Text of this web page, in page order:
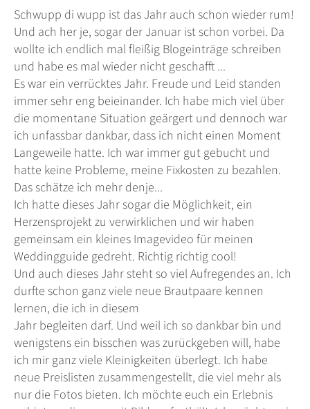
Schwupp di wupp ist das Jahr auch schon wieder rum!
Und ach her je, sogar der Januar ist schon vorbei. Da
wollte ich endlich mal fleißig Blogeinträge schreiben
und habe es mal wieder nicht geschafft ...
Es war ein verrücktes Jahr. Freude und Leid standen
immer sehr eng beieinander. Ich habe mich viel über
die momentane Situation geärgert und dennoch war
ich unfassbar dankbar, dass ich nicht einen Moment
Langeweile hatte. Ich war immer gut gebucht und
hatte keine Probleme, meine Fixkosten zu bezahlen.
Das schätze ich mehr denje...
Ich hatte dieses Jahr sogar die Möglichkeit, ein
Herzensprojekt zu verwirklichen und wir haben
gemeinsam ein kleines Imagevideo für meinen
Weddingguide gedreht. Richtig richtig cool!
Und auch dieses Jahr steht so viel Aufregendes an. Ich
durfte schon ganz viele neue Brautpaare kennen
lernen, die ich in diesem
Jahr begleiten darf. Und weil ich so dankbar bin und
wenigstens ein bisschen waszurückgeben will, habe
ich mir ganz viele Kleinigkeiten überlegt. Ich habe
neue Preislisten zusammengestellt, die viel mehr als
nur die Fotos bieten. Ich möchte euch ein Erlebnis